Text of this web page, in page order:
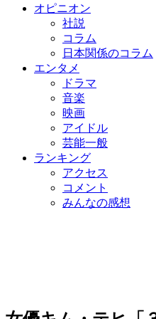
オピニオン
社説
コラム
日本関係のコラム
エンタメ
ドラマ
音楽
映画
アイドル
芸能一般
ランキング
アクセス
コメント
みんなの感想